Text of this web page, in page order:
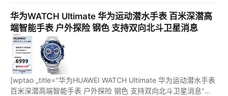
华为WATCH Ultimate 华为运动潜水手表 百米深潜高
端智能手表 户外探险 钢色 支持双向北斗卫星消息
[wptao _title="华为HUAWEI WATCH Ultimate 华为运动潜水手表
百米深潜高端智能手表 户外探险 钢色 支持双向北斗卫星消息"